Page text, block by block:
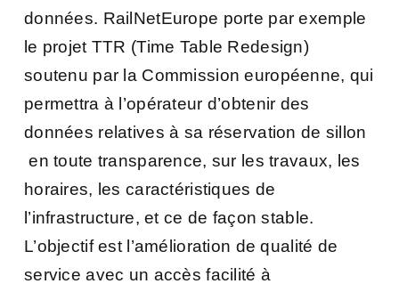
données. RailNetEurope porte par exemple
le projet TTR (Time Table Redesign)
soutenu par la Commission européenne, qui
permettra à l’opérateur d’obtenir des
données relatives à sa réservation de sillon
en toute transparence, sur les travaux, les
horaires, les caractéristiques de
l’infrastructure, et ce de façon stable.
L’objectif est l’amélioration de qualité de
service avec un accès facilité à